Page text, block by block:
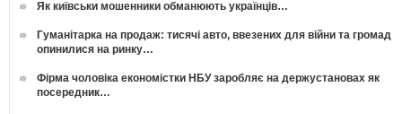
Як київськи мошенники обманюють українців…
Гуманітарка на продаж: тисячі авто, ввезених для війни та громад
опинилися на ринку…
Фірма чоловіка економістки НБУ заробляє на держустановах як
посередник…